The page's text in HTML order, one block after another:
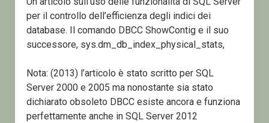
per il controllo dell’efficienza degli indici dei
database. Il comando DBCC ShowContig e il suo
successore, sys.dm_db_index_physical_stats,
Nota: (2013) l’articolo è stato scritto per SQL
Server 2000 e 2005 ma nonostante sia stato
dichiarato obsoleto DBCC esiste ancora e funziona
perfettamente anche in SQL Server 2012